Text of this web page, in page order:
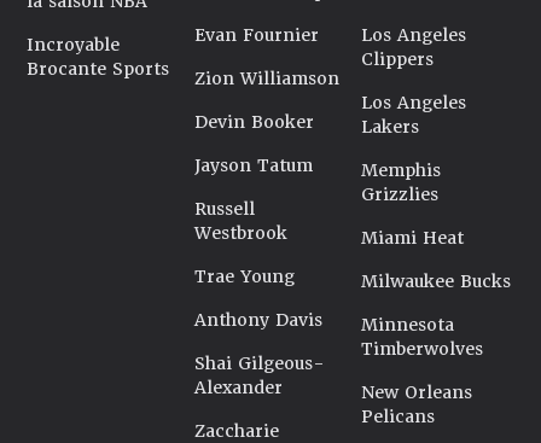
Incroyable
Brocante Sports
Evan Fournier
Zion Williamson
Devin Booker
Jayson Tatum
Russell
Westbrook
Trae Young
Anthony Davis
Shai Gilgeous-
Alexander
Zaccharie
Los Angeles
Clippers
Los Angeles
Lakers
Memphis
Grizzlies
Miami Heat
Milwaukee Bucks
Minnesota
Timberwolves
New Orleans
Pelicans